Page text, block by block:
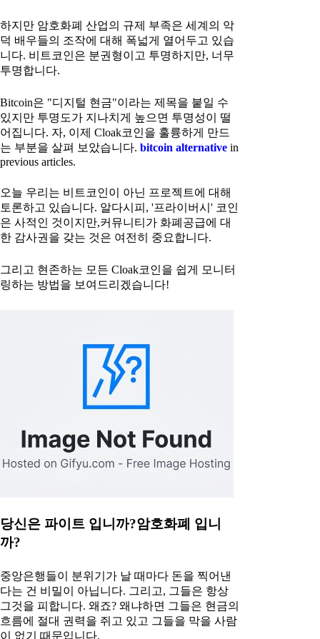
하지만 암호화폐 산업의 규제 부족은 세계의 악
덕 배우들의 조작에 대해 폭넓게 열어두고 있습
니다. 비트코인은 분권형이고 투명하지만, 너무
투명합니다.
Bitcoin은 "디지털 현금"이라는 제목을 붙일 수
있지만 투명도가 지나치게 높으면 투명성이 떨
어집니다. 자, 이제 Cloak코인을 훌륭하게 만드
는 부분을 살펴 보았습니다. bitcoin alternative in
previous articles.
오늘 우리는 비트코인이 아닌 프로젝트에 대해
토론하고 있습니다. 알다시피, '프라이버시' 코인
은 사적인 것이지만,커뮤니티가 화폐공급에 대
한 감사권을 갖는 것은 여전히 중요합니다.
그리고 현존하는 모든 Cloak코인을 쉽게 모니터
링하는 방법을 보여드리겠습니다!
당신은 파이트 입니까?암호화폐 입니
까?
중앙은행들이 분위기가 날 때마다 돈을 찍어낸
다는 건 비밀이 아닙니다. 그리고, 그들은 항상
그것을 피합니다. 왜죠? 왜냐하면 그들은 현금의
흐름에 절대 권력을 쥐고 있고 그들을 막을 사람
이 없기 때문입니다.